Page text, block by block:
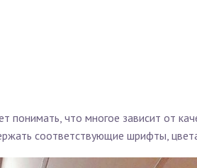
что многое зависит от
соответствующие шрифты,